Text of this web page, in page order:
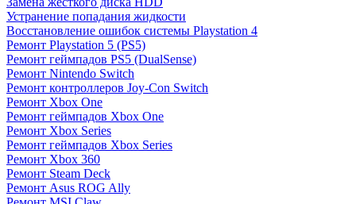
Устранение попадания жидкости
Восстановление ошибок системы Playstation 4
Ремонт Playstation 5 (PS5)
Ремонт геймпадов PS5 (DualSense)
Ремонт Nintendo Switch
Ремонт контроллеров Joy-Con Switch
Ремонт Xbox One
Ремонт геймпадов Xbox One
Ремонт Xbox Series
Ремонт геймпадов Xbox Series
Ремонт Xbox 360
Ремонт Steam Deck
Ремонт Asus ROG Ally